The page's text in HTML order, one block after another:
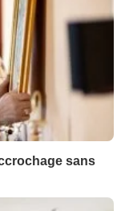
sans